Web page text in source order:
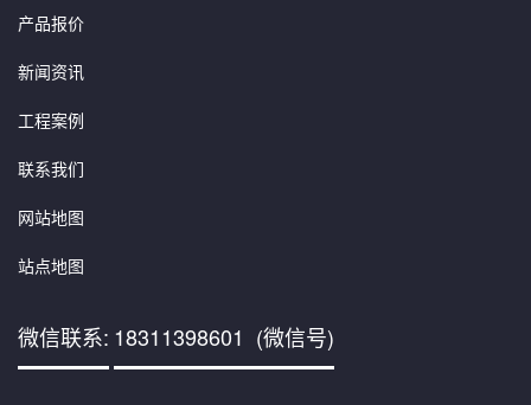
产品报价
新闻资讯
工程案例
联系我们
网站地图
站点地图
微信联系: 18311398601 (微信号)